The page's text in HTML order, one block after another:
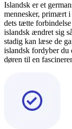
Islandsk er et
mennesker, primært
dets tætte
islandsk ændret sig
stadig kan læse de
islandsk fordyber du
døren til en